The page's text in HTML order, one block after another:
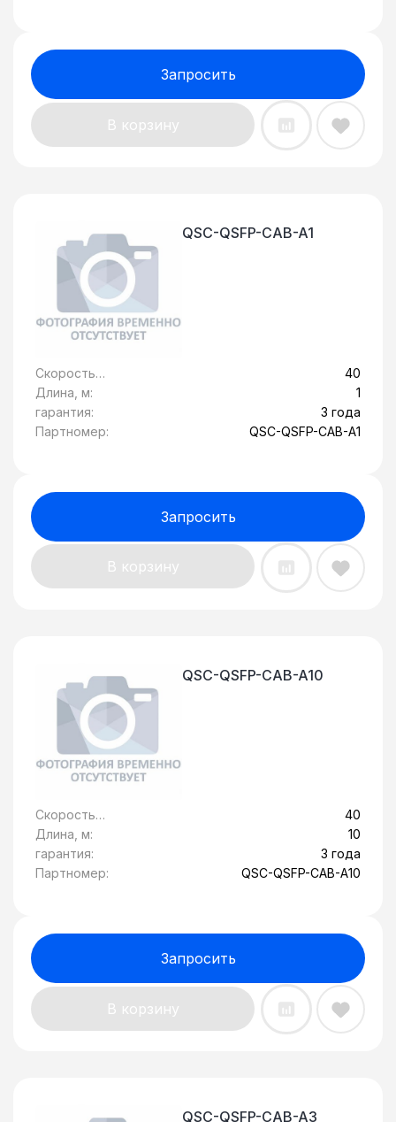
Запросить
В корзину
QSC-QSFP-CAB-A1
Скорость
передачи
данных, Гбит/c:
40
Длина, м:
1
гарантия:
3 года
Партномер:
QSC-QSFP-CAB-A1
Запросить
В корзину
QSC-QSFP-CAB-A10
Скорость
передачи
данных, Гбит/c:
40
Длина, м:
10
гарантия:
3 года
Партномер:
QSC-QSFP-CAB-A10
Запросить
В корзину
QSC-QSFP-CAB-A3